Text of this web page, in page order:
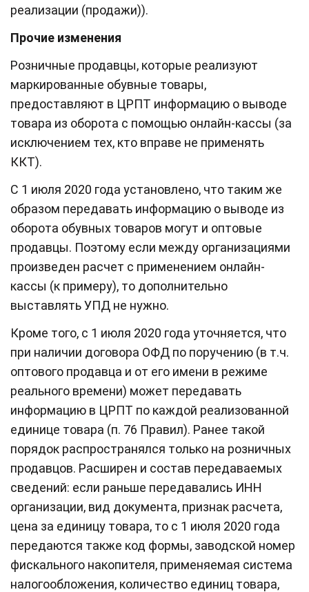
реализации (продажи)).
Прочие изменения
Розничные продавцы, которые реализуют
маркированные обувные товары,
предоставляют в ЦРПТ информацию о выводе
товара из оборота с помощью онлайн-кассы (за
исключением тех, кто вправе не применять
ККТ).
С 1 июля 2020 года установлено, что таким же
образом передавать информацию о выводе из
оборота обувных товаров могут и оптовые
продавцы. Поэтому если между организациями
произведен расчет с применением онлайн-
кассы (к примеру), то дополнительно
выставлять УПД не нужно.
Кроме того, с 1 июля 2020 года уточняется, что
при наличии договора ОФД по поручению (в т.ч.
оптового продавца и от его имени в режиме
реального времени) может передавать
информацию в ЦРПТ по каждой реализованной
единице товара (п. 76 Правил). Ранее такой
порядок распространялся только на розничных
продавцов. Расширен и состав передаваемых
сведений: если раньше передавались ИНН
организации, вид документа, признак расчета,
цена за единицу товара, то с 1 июля 2020 года
передаются также код формы, заводской номер
фискального накопителя, применяемая система
налогообложения, количество единиц товара,